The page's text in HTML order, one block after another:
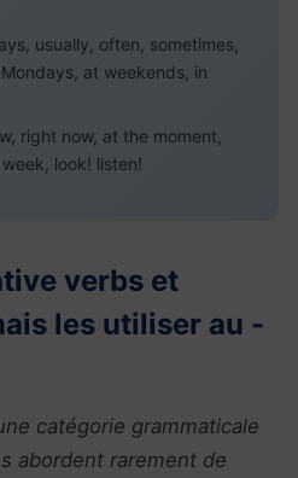
usually, often, sometimes,
at weekends, in
right now, at the moment,
look! listen!
verbs et
les utiliser au -
catégorie grammaticale
abordent rarement de